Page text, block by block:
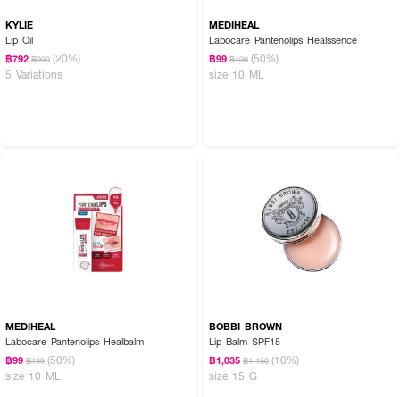
KYLIE
Lip Oil
฿792 ฿990 (20%)
5 Variations
MEDIHEAL
Labocare Pantenolips Healssence
฿99 ฿199 (50%)
size 10 ML
MEDIHEAL
Labocare Pantenolips Healbalm
฿99 ฿199 (50%)
size 10 ML
BOBBI BROWN
Lip Balm SPF15
฿1,035 ฿1,150 (10%)
size 15 G